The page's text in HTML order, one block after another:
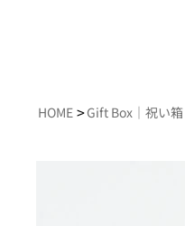
HOME >Gift Box｜祝い